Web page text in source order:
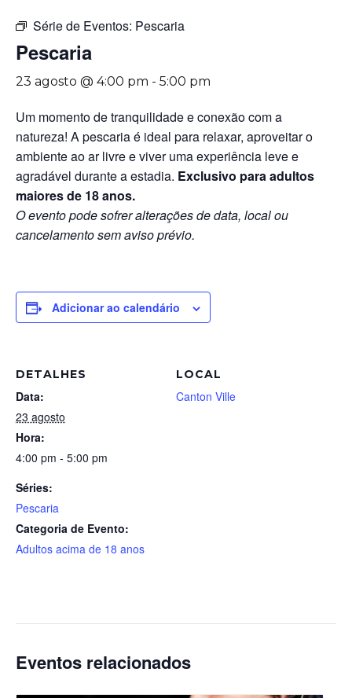
Série de Eventos: Pescaria
Pescaria
23 agosto @ 4:00 pm - 5:00 pm
Um momento de tranquilidade e conexão com a
natureza! A pescaria é ideal para relaxar, aproveitar o
ambiente ao ar livre e viver uma experiência leve e
agradável durante a estadia. Exclusivo para adultos
maiores de 18 anos.
O evento pode sofrer alterações de data, local ou
cancelamento sem aviso prévio.
Adicionar ao calendário
DETALHES
Data:
23 agosto
Hora:
4:00 pm - 5:00 pm
Séries:
Pescaria
Categoria de Evento:
Adultos acima de 18 anos
LOCAL
Canton Ville
Eventos relacionados